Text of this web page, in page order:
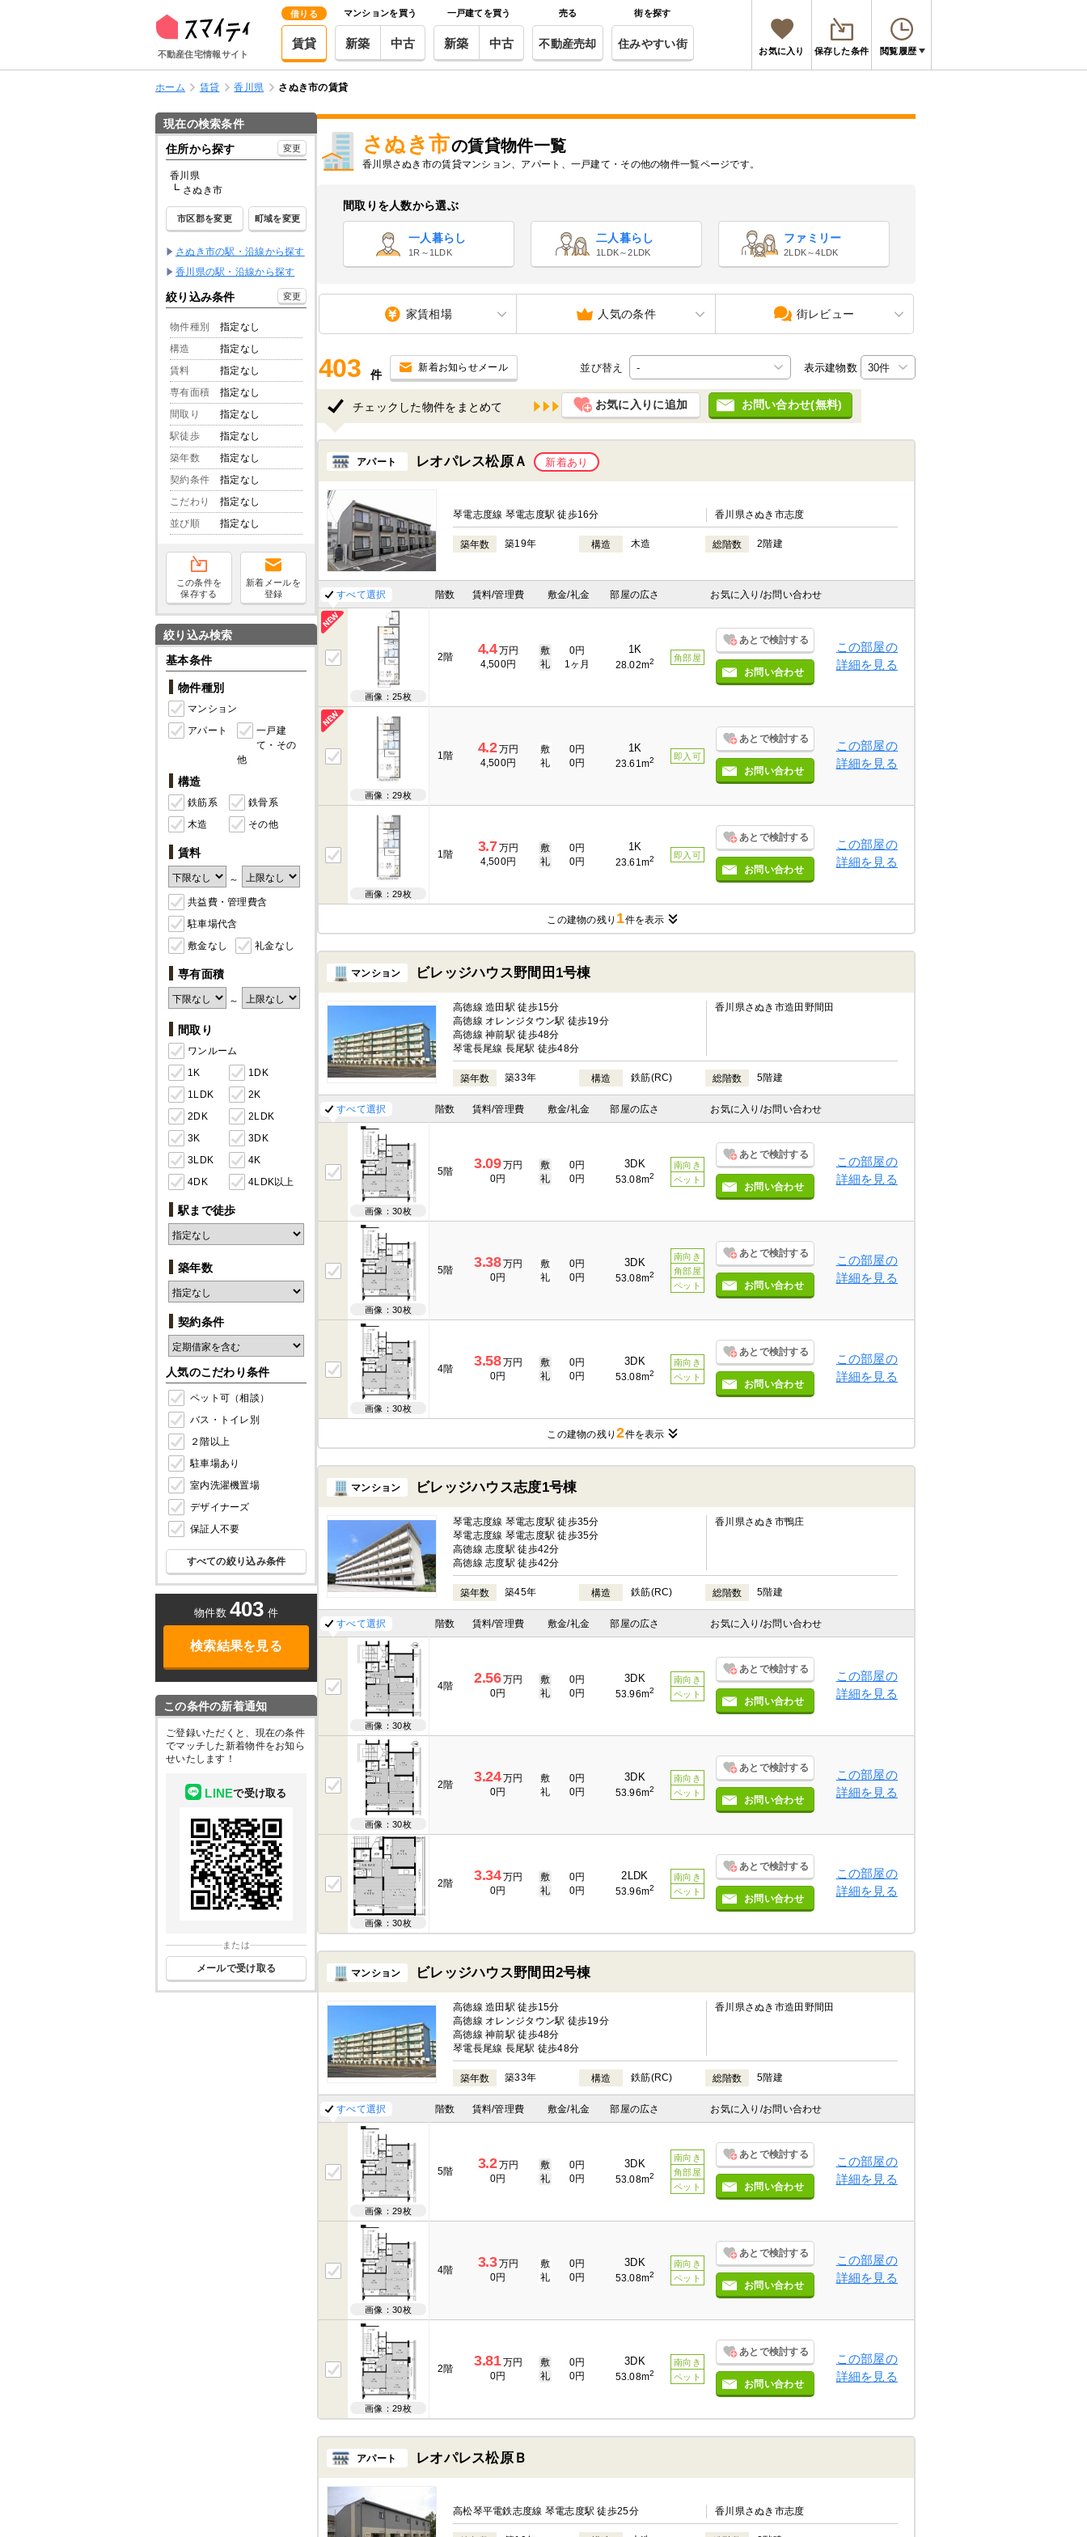
不動産住宅情報サイト
借りる
賃貸
マンションを買う
新築 中古
一戸建てを買う
新築 中古
売る
不動産売却
街を探す
住みやすい街
お気に入り 保存した条件 閲覧履歴
ホーム 賃貸 香川県 さぬき市の賃貸
現在の検索条件
住所から探す
変更
香川県
さぬき市
市区郡を変更 町域を変更
さぬき市の駅・沿線から探す
香川県の駅・沿線から探す
絞り込み条件 変更
物件種別
指定なし
構造
指定なし
賃料
指定なし
専有面積
指定なし
間取り
指定なし
駅徒歩
指定なし
築年数
指定なし
契約条件
指定なし
こだわり
指定なし
並び順
指定なし
この条件を
保存する
新着メールを
登録
絞り込み検索
基本条件
物件種別
マンション
アパート
一戸建
て・その
他
構造
鉄筋系
鉄骨系
木造
その他
賃料
～
共益費・管理費含
駐車場代含
敷金なし
礼金なし
専有面積
～
間取り
ワンルーム
1K
1DK
1LDK
2K
2DK
2LDK
3K
3DK
3LDK
4K
4DK
4LDK以上
駅まで徒歩
築年数
契約条件
人気のこだわり条件
ペット可（相談）
バス・トイレ別
２階以上
駐車場あり
室内洗濯機置場
デザイナーズ
保証人不要
すべての絞り込み条件
物件数 403 件
検索結果を見る
この条件の新着通知
ご登録いただくと、現在の条件
でマッチした新着物件をお知ら
せいたします！
LINEで受け取る
または
メールで受け取る
さぬき市の賃貸物件一覧
香川県さぬき市の賃貸マンション、アパート、一戸建て・その他の物件一覧ページです。
間取りを人数から選ぶ
一人暮らし
1R～1LDK
二人暮らし
1LDK～2LDK
ファミリー
2LDK～4LDK
家賃相場 人気の条件 街レビュー
403 件
新着お知らせメール 表示建物数
並び替え
チェックした物件を お気に入りに追加 お問い合わせ(無料)
アパート レオパレス松原Ａ 新着あり
琴電志度線 琴電志度駅 徒歩16分 香川県さぬき市志度
築年数 築19年 構造 木造 総階数 2階建
すべて選択 階数 賃料/管理費 敷金/礼金 部屋の広さ お気に入り /お問い合わせ
画像：25枚
2階 4.4万円
4,500円
敷
0円
礼
1ヶ月
1K
28.02m2 角部屋
あとで検討する
お問い合わせ
この部屋の
詳細を見る
画像：29枚
1階 4.2万円
4,500円
敷
0円
礼
0円
1K
23.61m2 即入可
あとで検討する
お問い合わせ
この部屋の
詳細を見る
画像：29枚
1階 3.7万円
4,500円
敷
0円
礼
0円
1K
23.61m2 即入可
あとで検討する
お問い合わせ
この部屋の
詳細を見る
この建物の残り 1件を表示
マンション ビレッジハウス野間田1号棟
高徳線 造田駅 徒歩15分
高徳線 オレンジタウン駅 徒歩19分
高徳線 神前駅 徒歩48分
琴電長尾線 長尾駅 徒歩48分
香川県さぬき市造田野間田
築年数 築33年 構造 鉄筋(RC) 総階数 5階建
すべて選択 階数 賃料/管理費 敷金/礼金 部屋の広さ お気に入り /お問い合わせ
画像：30枚
5階 3.09万円
0円
敷
0円
礼
0円
3DK
53.08m2
南向き
ペット
あとで検討する
お問い合わせ
この部屋の
詳細を見る
画像：30枚
5階 3.38万円
0円
敷
0円
礼
0円
3DK
53.08m2
南向き
角部屋
ペット
あとで検討する
お問い合わせ
この部屋の
詳細を見る
画像：30枚
4階 3.58万円
0円
敷
0円
礼
0円
3DK
53.08m2
南向き
ペット
あとで検討する
お問い合わせ
この部屋の
詳細を見る
この建物の残り2件を表示
マンション ビレッジハウス志度1号棟
琴電志度線 琴電志度駅 徒歩35分
琴電志度線 琴電志度駅 徒歩35分
高徳線 志度駅 徒歩42分
高徳線 志度駅 徒歩42分
香川県さぬき市鴨庄
築年数 築45年 構造 鉄筋(RC) 総階数 5階建
すべて選択 階数 賃料/管理費 敷金/礼金 部屋の広さ お気に入り /お問い合わせ
画像：30枚
4階 2.56万円
0円
敷
0円
礼
0円
3DK
53.96m2
南向き
ペット
あとで検討する
お問い合わせ
この部屋の
詳細を見る
画像：30枚
2階 3.24万円
0円
敷
0円
礼
0円
3DK
53.96m2
南向き
ペット
あとで検討する
お問い合わせ
この部屋の
詳細を見る
画像：30枚
2階 3.34万円
0円
敷
0円
礼
0円
2LDK
53.96m2
南向き
ペット
あとで検討する
お問い合わせ
この部屋の
詳細を見る
マンション ビレッジハウス野間田2号棟
高徳線 造田駅 徒歩15分
高徳線 オレンジタウン駅 徒歩19分
高徳線 神前駅 徒歩48分
琴電長尾線 長尾駅 徒歩48分
香川県さぬき市造田野間田
築年数 築33年 構造 鉄筋(RC) 総階数 5階建
すべて選択 階数 賃料/管理費 敷金/礼金 部屋の広さ お気に入り /お問い合わせ
画像：29枚
5階 3.2万円
0円
敷
0円
礼
0円
3DK
53.08m2
南向き
角部屋
ペット
あとで検討する
お問い合わせ
この部屋の
詳細を見る
画像：30枚
4階 3.3万円
0円
敷
0円
礼
0円
3DK
53.08m2
南向き
ペット
あとで検討する
お問い合わせ
この部屋の
詳細を見る
画像：29枚
2階 3.81万円
0円
敷
0円
礼
0円
3DK
53.08m2
南向き
ペット
あとで検討する
お問い合わせ
この部屋の
詳細を見る
アパート レオパレス松原Ｂ
高松琴平電鉄志度線 琴電志度駅 徒歩25分 香川県さぬき市志度